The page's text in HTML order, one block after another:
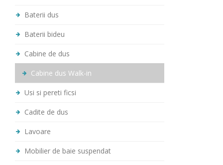
Baterii dus
Baterii bideu
Cabine de dus
Cabine dus Walk-in
Usi si pereti ficsi
Cadite de dus
Lavoare
Mobilier de baie suspendat